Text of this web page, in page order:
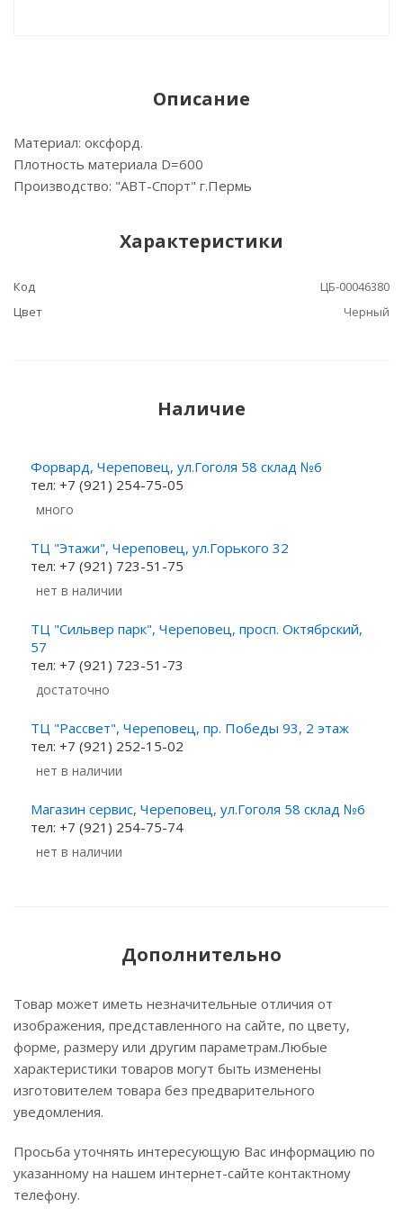
Описание
Материал: оксфорд.
Плотность материала D=600
Производство: "АВТ-Спорт" г.Пермь
Характеристики
Код
ЦБ-00046380
Цвет
Черный
Наличие
Форвард, Череповец, ул.Гоголя 58 склад №6
тел: +7 (921) 254-75-05
Много
ТЦ "Этажи", Череповец, ул.Горького 32
тел: +7 (921) 723-51-75
Нет в наличии
ТЦ "Сильвер парк", Череповец, просп. Октябрский,
57
тел: +7 (921) 723-51-73
Достаточно
ТЦ "Рассвет", Череповец, пр. Победы 93, 2 этаж
тел: +7 (921) 252-15-02
Нет в наличии
Магазин сервис, Череповец, ул.Гоголя 58 склад №6
тел: +7 (921) 254-75-74
Нет в наличии
Дополнительно
Товар может иметь незначительные отличия от
изображения, представленного на сайте, по цвету,
форме, размеру или другим параметрам.Любые
характеристики товаров могут быть изменены
изготовителем товара без предварительного
уведомления.
Просьба уточнять интересующую Вас информацию по
указанному на нашем интернет-сайте контактному
телефону.